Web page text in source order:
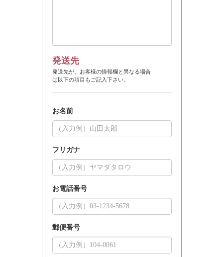
発送先
発送先が、お客様の情報欄と異なる場合
は以下の項目もご記入下さい。
お名前
フリガナ
お電話番号
郵便番号